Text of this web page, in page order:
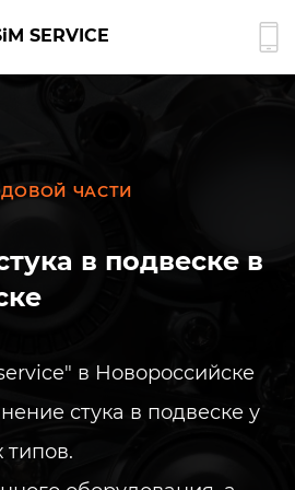
SERVICE
ЧАСТИ
в подвеске в
в Новороссийске
стука в подвеске у
типов.